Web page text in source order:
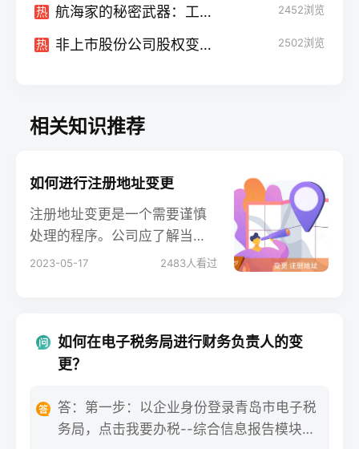
热 航海家的秘密武器：工商代办业务助力您的企业成功启航 2452浏览
热 非上市股份公司股权变更流程：重塑企业股权格局的关键步骤 2502浏览
相关知识推荐
如何进行注册地址变更
注册地址变更是一个需要谨慎
处理的程序。公司应了解当地
法律和规定，并遵循正确的程
及时通知相关机构和利益相关
方。通过认真规划和咨询专业
成注册地址的变更，确保合规
性和业务连续性。
2023-05-17 2483人看过
如何在电子税务局进行财务负责人的变
更？
答：第一步：以企业身份登录青岛市电子税
务局，点击我要办税--综合信息报告模块。